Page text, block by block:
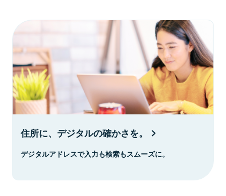
住所に、デジタルの確かさを。
デジタルアドレスで入力も検索もスムーズに。